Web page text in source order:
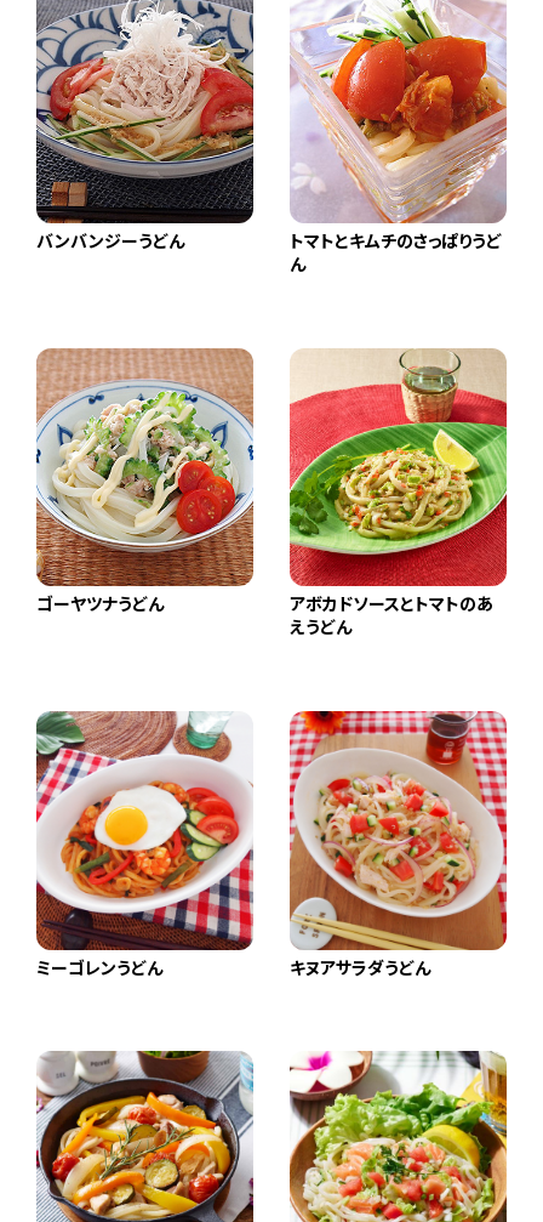
バンバンジーうどん
トマトとキムチのさっぱりうど
ん
ゴーヤツナうどん
アボカドソースとトマトのあ
えうどん
ミーゴレンうどん キヌアサラダうどん